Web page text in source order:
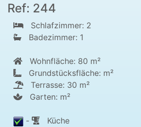
Ref: 244
Schlafzimmer: 2
Badezimmer: 1
Wohnfläche: 80 m²
Grundstücksfläche: m²
Terrasse: 30 m²
Garten: m²
-
Küche